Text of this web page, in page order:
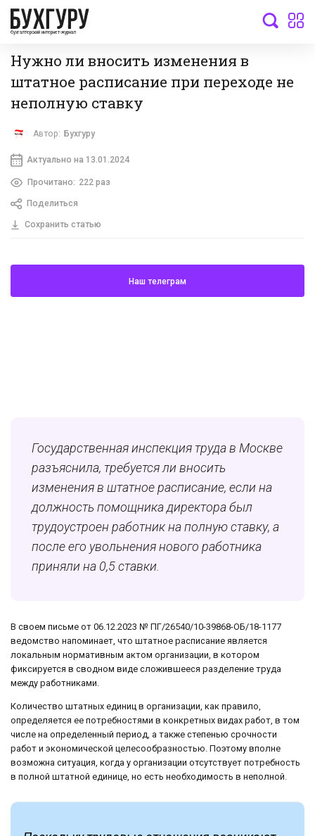
бухгалтерский интернет-журнал
Нужно ли вносить изменения в
штатное расписание при переходе не
неполную ставку
Автор: Бухгуру
Актуально на 13.01.2024
Прочитано: 222 раз
Поделиться
Сохранить статью
Наш телеграм
Государственная инспекция труда в Москве
разъяснила, требуется ли вносить
изменения в штатное расписание, если на
должность помощника директора был
трудоустроен работник на полную ставку, а
после его увольнения нового работника
приняли на 0,5 ставки.
В своем письме от 06.12.2023 № ПГ/26540/10-39868-ОБ/18-1177
ведомство напоминает, что штатное расписание является
локальным нормативным актом организации, в котором
фиксируется в сводном виде сложившееся разделение труда
между работниками.
Количество штатных единиц в организации, как правило,
определяется ее потребностями в конкретных видах работ, в том
числе на определенный период, а также степенью срочности
работ и экономической целесообразностью. Поэтому вполне
возможна ситуация, когда у организации отсутствует потребность
в полной штатной единице, но есть необходимость в неполной.